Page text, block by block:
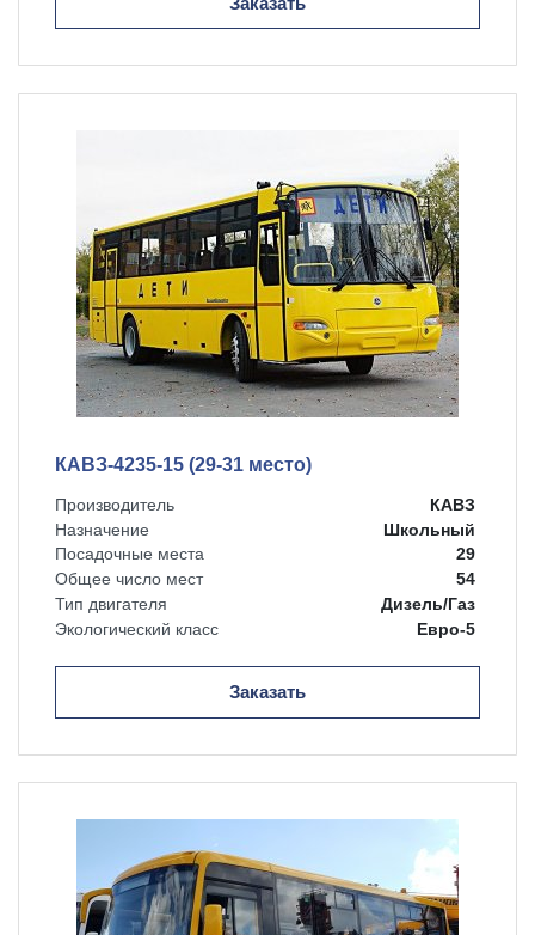
КАВЗ-4235-15 (29-31 место)
Производитель
КАВЗ
Назначение
Школьный
Посадочные места
29
Общее число мест
54
Тип двигателя
Дизель/Газ
Экологический класс
Евро-5
Заказать